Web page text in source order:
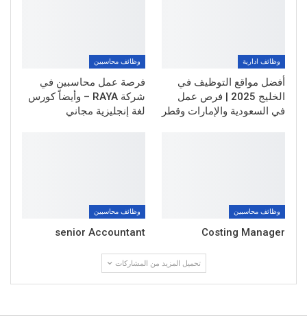
وظائف ادارية
أفضل مواقع التوظيف في
الخليج 2025 | فرص عمل
في السعودية والإمارات وقطر
وظائف محاسبين
فرصة عمل محاسبين في
شركة RAYA – وأيضاً كورس
لغة إنجليزية مجاني
وظائف محاسبين
Costing Manager
وظائف محاسبين
senior Accountant
تحميل المزيد من المشاركات